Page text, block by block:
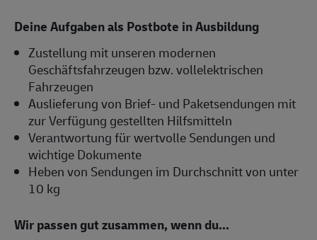
Deine Aufgaben als Postbote in Ausbildung
Zustellung mit unseren modernen
Geschäftsfahrzeugen bzw. vollelektrischen
Fahrzeugen
Auslieferung von Brief- und Paketsendungen mit
zur Verfügung gestellten Hilfsmitteln
Verantwortung für wertvolle Sendungen und
wichtige Dokumente
Heben von Sendungen im Durchschnitt von unter
10 kg
Wir passen gut zusammen, wenn du...